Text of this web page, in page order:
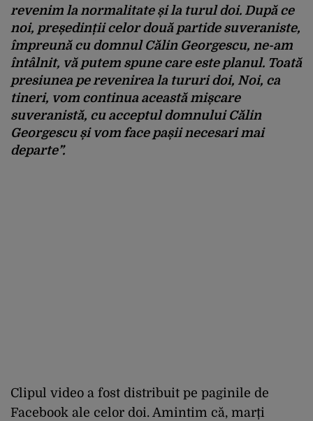
revenim la normalitate și la turul doi. După ce
noi, președinții celor două partide suveraniste,
împreună cu domnul Călin Georgescu, ne-am
întâlnit, vă putem spune care este planul. Toată
presiunea pe revenirea la tururi doi, Noi, ca
tineri, vom continua această mișcare
suveranistă, cu acceptul domnului Călin
Georgescu și vom face pașii necesari mai
departe”.
Clipul video a fost distribuit pe paginile de
Facebook ale celor doi. Amintim că, marți